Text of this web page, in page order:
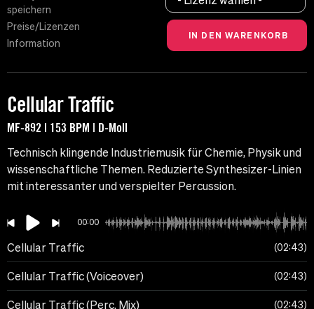
speichern
Preise/Lizenzen
Information
Cellular Traffic
MF-892 | 153 BPM | D-Moll
Technisch klingende Industriemusik für Chemie, Physik und
wissenschaftliche Themen. Reduzierte Synthesizer-Linien
mit interessanter und verspielter Percussion.
00:00
Cellular Traffic 02:43
Cellular Traffic (Voiceover) 02:43
Cellular Traffic (Perc. Mix) 02:43